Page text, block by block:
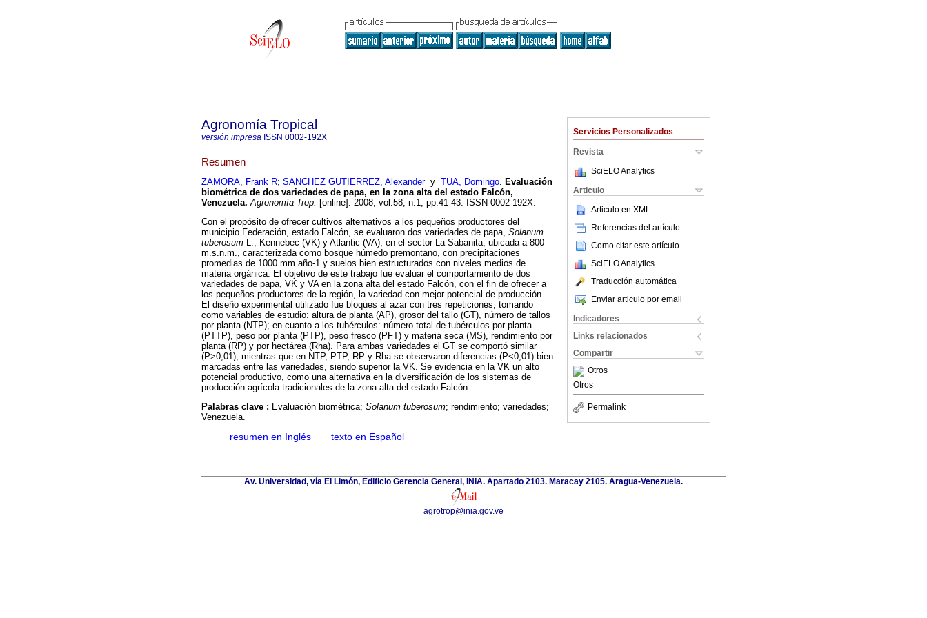
Servicios Personalizados
Revista
SciELO Analytics
Articulo
Articulo en XML
Referencias del artículo
Como citar este artículo
SciELO Analytics
Traducción automática
Enviar articulo por email
Indicadores
Links relacionados
Compartir
Otros
Otros
Permalink
Agronomía Tropical
versión impresa ISSN 0002-192X
Resumen
ZAMORA, Frank R; SANCHEZ GUTIERREZ, Alexandery TUA, Domingo. Evaluación
biométrica de dos variedades de papa, en la zona alta del estado Falcón,
Venezuela. Agronomía Trop. [online]. 2008, vol.58, n.1, pp.41-43. ISSN 0002-192X.
Con el propósito de ofrecer cultivos alternativos a los pequeños productores del
municipio Federación, estado Falcón, se evaluaron dos variedades de papa, Solanum
tuberosum L., Kennebec (VK) y Atlantic (VA), en el sector La Sabanita, ubicada a 800
m.s.n.m., caracterizada como bosque húmedo premontano, con precipitaciones
promedias de 1000 mm año-1 y suelos bien estructurados con niveles medios de
materia orgánica. El objetivo de este trabajo fue evaluar el comportamiento de dos
variedades de papa, VK y VA en la zona alta del estado Falcón, con el fin de ofrecer a
los pequeños productores de la región, la variedad con mejor potencial de producción.
El diseño experimental utilizado fue bloques al azar con tres repeticiones, tomando
como variables de estudio: altura de planta (AP), grosor del tallo (GT), número de tallos
por planta (NTP); en cuanto a los tubérculos: número total de tubérculos por planta
(PTTP), peso por planta (PTP), peso fresco (PFT) y materia seca (MS), rendimiento por
planta (RP) y por hectárea (Rha). Para ambas variedades el GT se comportó similar
(P>0,01), mientras que en NTP, PTP, RP y Rha se observaron diferencias (P<0,01) bien
marcadas entre las variedades, siendo superior la VK. Se evidencia en la VK un alto
potencial productivo, como una alternativa en la diversificación de los sistemas de
producción agrícola tradicionales de la zona alta del estado Falcón.
Palabras clave : Evaluación biométrica; Solanum tuberosum; rendimiento; variedades;
Venezuela.
· resumen en Inglés · texto en Español
Av. Universidad, vía El Limón, Edificio Gerencia General, INIA. Apartado 2103. Maracay 2105. Aragua-Venezuela.
agrotrop@inia.gov.ve